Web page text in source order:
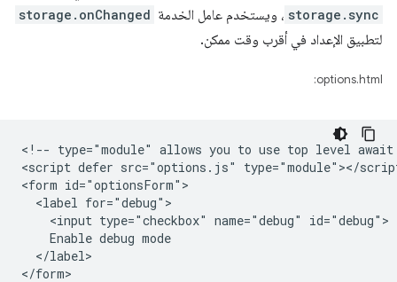
storage.sync ، ويستخدم عامل الخدمة storage.onChanged
لتطبيق الإعداد في أقرب وقت ممكن.
options.html:
<!-- type="module" allows you to use top level
<script defer src="options.js" type="module"></
<form id="optionsForm">
  <label for="debug">
    <input type="checkbox" name="debug" id="debug">
    Enable debug mode
  </label>